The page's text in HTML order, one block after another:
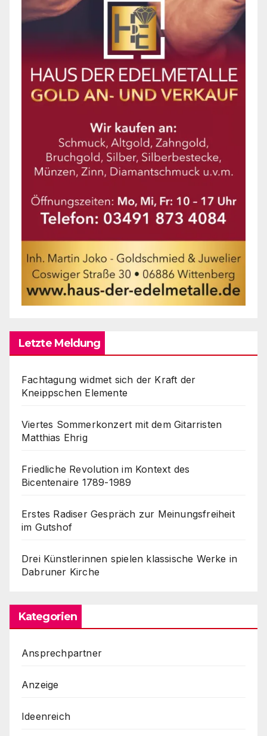
Letzte Meldung
Fachtagung widmet sich der Kraft der
Kneippschen Elemente
Viertes Sommerkonzert mit dem Gitarristen
Matthias Ehrig
Friedliche Revolution im Kontext des
Bicentenaire 1789-1989
Erstes Radiser Gespräch zur Meinungsfreiheit
im Gutshof
Drei Künstlerinnen spielen klassische Werke in
Dabruner Kirche
Kategorien
Ansprechpartner
Anzeige
Ideenreich